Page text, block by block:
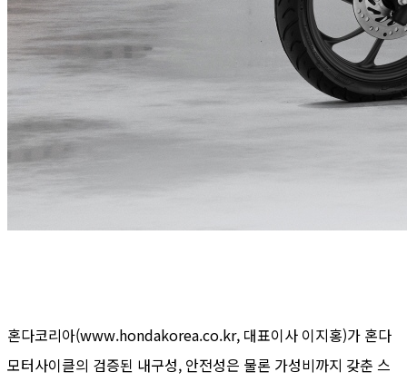
혼다코리아(www.hondakorea.co.kr, 대표이사 이지홍)가 혼다
모터사이클의 검증된 내구성, 안전성은 물론 가성비까지 갖춘 스